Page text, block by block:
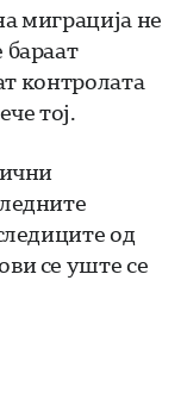
миграција не
контролата
тој.
од
се уште се